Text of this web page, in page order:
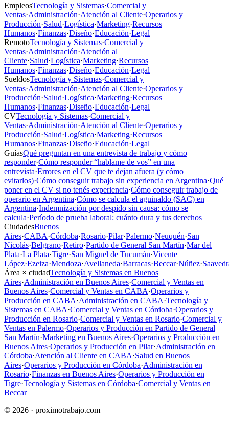
EmpleosTecnología y Sistemas·Comercial y
Ventas·Administración·Atención al Cliente·Operarios y
Producción·Salud·Logística·Marketing·Recursos
Humanos·Finanzas·Diseño·Educación·Legal
RemotoTecnología y Sistemas·Comercial y
Ventas·Administración·Atención al
Cliente·Salud·Logística·Marketing·Recursos
Humanos·Finanzas·Diseño·Educación·Legal
SueldosTecnología y Sistemas·Comercial y
Ventas·Administración·Atención al Cliente·Operarios y
Producción·Salud·Logística·Marketing·Recursos
Humanos·Finanzas·Diseño·Educación·Legal
CVTecnología y Sistemas·Comercial y
Ventas·Administración·Atención al Cliente·Operarios y
Producción·Salud·Logística·Marketing·Recursos
Humanos·Finanzas·Diseño·Educación·Legal
GuíasQué preguntan en una entrevista de trabajo y cómo
responder·Cómo responder “hablame de vos” en una
entrevista·Errores en el CV que te dejan afuera (y cómo
evitarlos)·Cómo conseguir trabajo sin experiencia en Argentina·Qué
poner en el CV si no tenés experiencia·Cómo conseguir trabajo de
operario en Argentina·Cómo se calcula el aguinaldo (SAC) en
Argentina·Indemnización por despido sin causa: cómo se
calcula·Período de prueba laboral: cuánto dura y tus derechos
CiudadesBuenos
Aires·CABA·Córdoba·Rosario·Pilar·Palermo·Neuquén·San
Nicolás·Belgrano·Retiro·Partido de General San Martín·Mar del
Plata·La Plata·Tigre·San Miguel de Tucumán·Vicente
López·Ezeiza·Mendoza·Avellaneda·Barracas·Beccar·Núñez·
Área × ciudadTecnología y Sistemas en Buenos
Aires·Administración en Buenos Aires·Comercial y Ventas en
Buenos Aires·Comercial y Ventas en CABA·Operarios y
Producción en CABA·Administración en CABA·Tecnología y
Sistemas en CABA·Comercial y Ventas en Córdoba·Operarios y
Producción en Rosario·Comercial y Ventas en Rosario·Comercial y
Ventas en Palermo·Operarios y Producción en Partido de General
San Martín·Marketing en Buenos Aires·Operarios y Producción en
Buenos Aires·Operarios y Producción en Pilar·Administración en
Córdoba·Atención al Cliente en CABA·Salud en Buenos
Aires·Operarios y Producción en Córdoba·Administración en
Rosario·Finanzas en Buenos Aires·Operarios y Producción en
Tigre·Tecnología y Sistemas en Córdoba·Comercial y Ventas en
Beccar
© 2026 · proximotrabajo.com